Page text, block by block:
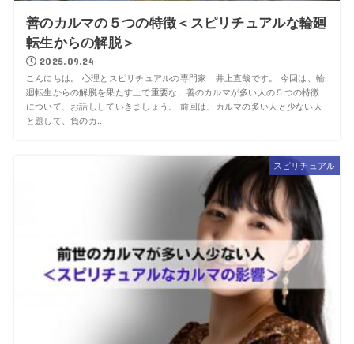
善のカルマの５つの特徴＜スピリチュアルな輪廻
転生からの解脱＞
2025.09.24
こんにちは。 心理とスピリチュアルの専門家 井上直哉です。 今回は、輪
廻転生からの解脱を果たす上で重要な、善のカルマが多い人の５つの特徴
について、お話ししていきましょう。 前回は、カルマの多い人と少ない人
と題して、負のカ...
スピリチュアル